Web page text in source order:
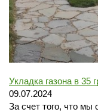
Укладка газона в 35
09.07.2024
За счет того, что мы